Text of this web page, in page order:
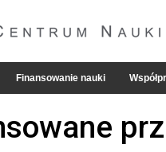
Finansowanie nauki